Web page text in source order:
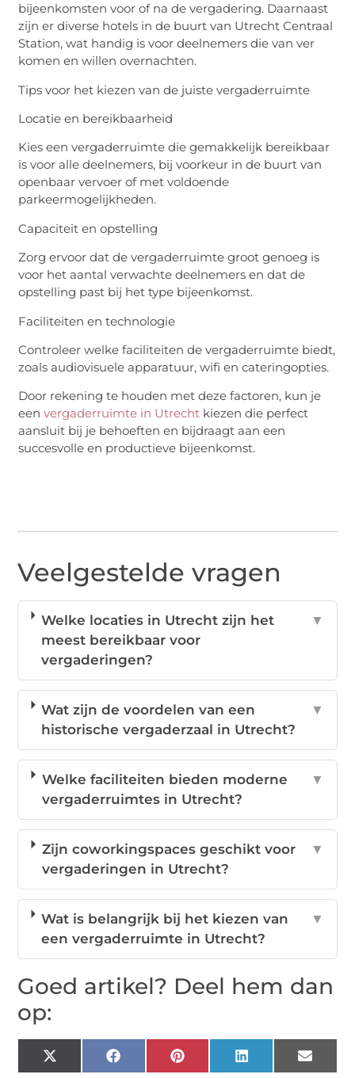
bijeenkomsten voor of na de vergadering. Daarnaast
zijn er diverse hotels in de buurt van Utrecht Centraal
Station, wat handig is voor deelnemers die van ver
komen en willen overnachten.
Tips voor het kiezen van de juiste vergaderruimte
Locatie en bereikbaarheid
Kies een vergaderruimte die gemakkelijk bereikbaar
is voor alle deelnemers, bij voorkeur in de buurt van
openbaar vervoer of met voldoende
parkeermogelijkheden.
Capaciteit en opstelling
Zorg ervoor dat de vergaderruimte groot genoeg is
voor het aantal verwachte deelnemers en dat de
opstelling past bij het type bijeenkomst.
Faciliteiten en technologie
Controleer welke faciliteiten de vergaderruimte biedt,
zoals audiovisuele apparatuur, wifi en cateringopties.
Door rekening te houden met deze factoren, kun je
eenvergaderruimte in Utrecht kiezen die perfect
aansluit bij je behoeften en bijdraagt aan een
succesvolle en productieve bijeenkomst.
Veelgestelde vragen
Welke locaties in Utrecht zijn het
meest bereikbaar voor
vergaderingen?
▼
Wat zijn de voordelen van een
historische vergaderzaal in Utrecht?
▼
Welke faciliteiten bieden moderne
vergaderruimtes in Utrecht?
▼
Zijn coworkingspaces geschikt voor
vergaderingen in Utrecht?
▼
Wat is belangrijk bij het kiezen van
een vergaderruimte in Utrecht?
▼
Goed artikel? Deel hem dan
op:
X
FacebookPinterestLinkedIn Email